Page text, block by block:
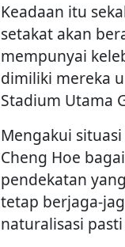
Keadaan itu
setakat akan
mempunyai
dimiliki mereka
Stadium Utama
Mengakui
Cheng Hoe
pendekatan
tetap berjaga-
naturalisasi